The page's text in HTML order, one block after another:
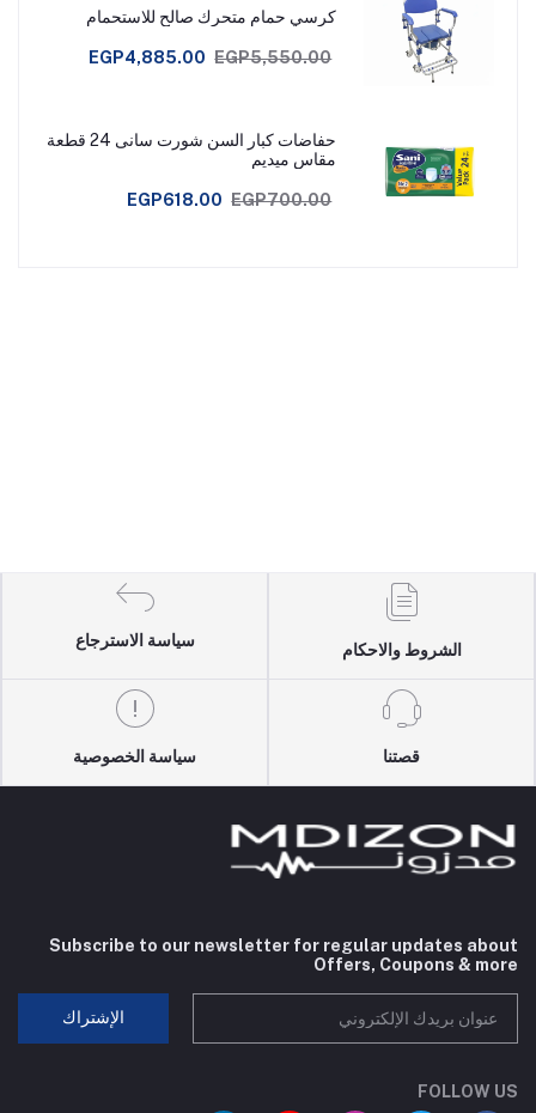
كرسي حمام متحرك صالح للاستحمام
EGP4,885.00 EGP5,550.00
حفاضات كبار السن شورت سانى 24 قطعة
مقاس ميديم
EGP618.00 EGP700.00
الشروط والاحكام
سياسة الاسترجاع
قصتنا سياسة الخصوصية
Subscribe to our newsletter for regular updates about
Offers, Coupons & more
الإشتراك
FOLLOW US